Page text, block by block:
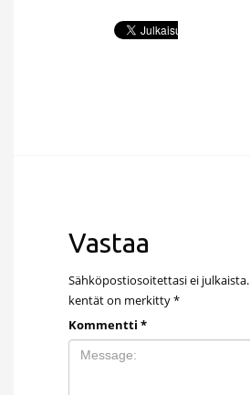
Vastaa
Sähköpostiosoitettasi ei julkaista.
kentät on merkitty*
Kommentti *